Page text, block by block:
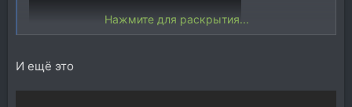
Нажмите для раскрытия...
И ещё это